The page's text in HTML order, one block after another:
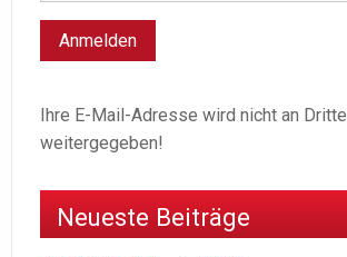
Ihre E-Mail-Adresse wird nicht an Dritte
weitergegeben!
Neueste Beiträge